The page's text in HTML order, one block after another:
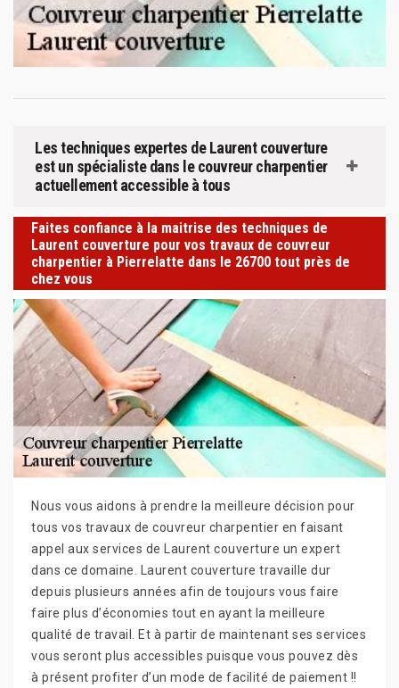
Les techniques expertes de Laurent couverture
est un spécialiste dans le couvreur charpentier
actuellement accessible à tous
Faites confiance à la maitrise des techniques de
Laurent couverture pour vos travaux de couvreur
charpentier à Pierrelatte dans le 26700 tout près de
chez vous
Nous vous aidons à prendre la meilleure décision pour
tous vos travaux de couvreur charpentier en faisant
appel aux services de Laurent couverture un expert
dans ce domaine. Laurent couverture travaille dur
depuis plusieurs années afin de toujours vous faire
faire plus d’économies tout en ayant la meilleure
qualité de travail. Et à partir de maintenant ses services
vous seront plus accessibles puisque vous pouvez dès
à présent profiter d’un mode de facilité de paiement !!